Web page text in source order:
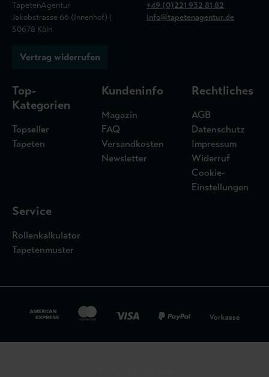
TapetenAgentur
Jakobstrasse 66 (Innenhof) |
50678 Köln
+49 (0)221 932 81 82
info@tapetenagentur.de
Vertrag widerrufen
Top-
Kategorien
Topseller
Tapeten
Kundeninfo
Magazin
FAQ
Versandkosten
Newsletter
Rechtliches
AGB
Datenschutz
Impressum
Widerruf
Cookie-
Einstellungen
Service
Rollenkalkulator
Tapetenmuster